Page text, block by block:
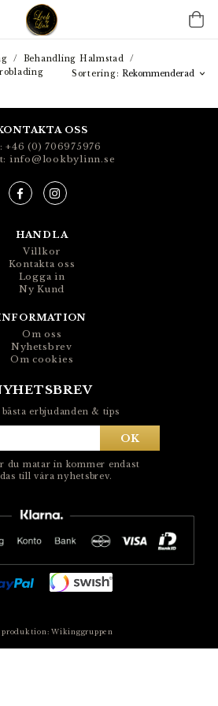
/ Behandling Halmstad
/
Sortering:
OSS
+46 (0) 706975976
info@lookbylinn.se
HANDLA
Villkor
Kontakta oss
Logga in
Ny Kund
Om oss
Nyhetsbrev
Om cookies
bästa erbjudanden & tips
OK
du matar in kommer endast
till våra nyhetsbrev.
Wikinggruppen